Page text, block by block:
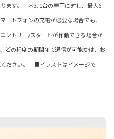
ます。 ＊3. 1台の車両に対し、最大6
トフォンの充電が必要な場合でも、
ントリー/スタートが作動できる場合が
どの程度の期間NFC通信が可能かは、お
ください。 ■イラストはイメージで